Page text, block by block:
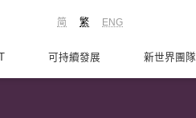
ENG
繁
简
可持續發展 新世界團隊